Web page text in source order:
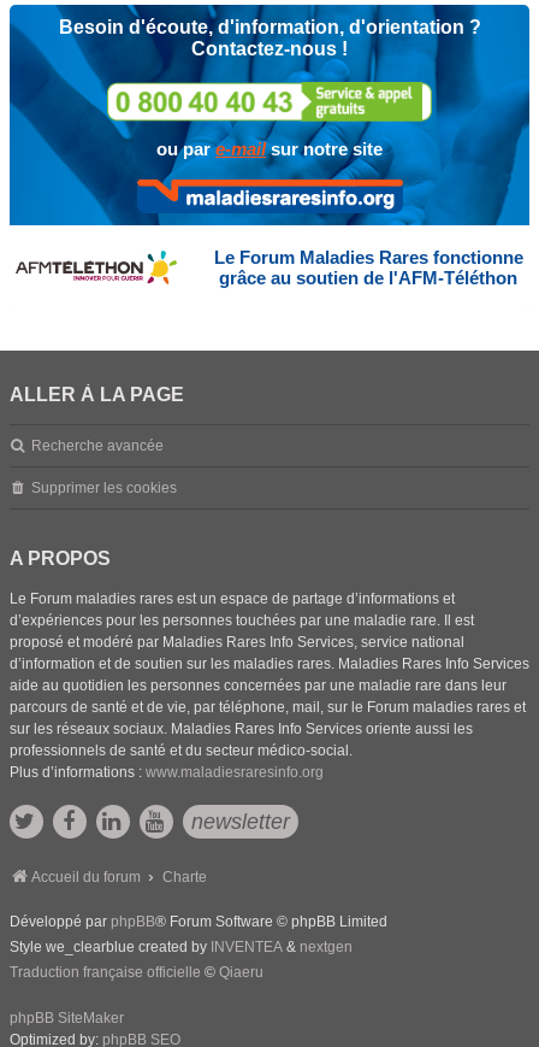
Besoin d'écoute, d'information, d'orientation ?
Contactez-nous !
ou pare-mailsur notre site
Le Forum Maladies Rares fonctionne
grâce au soutien de l'AFM-Téléthon
ALLER À LA PAGE
Recherche avancée
Supprimer les cookies
A PROPOS
Le Forum maladies rares est un espace de partage d’informations et
d’expériences pour les personnes touchées par une maladie rare. Il est
proposé et modéré par Maladies Rares Info Services, service national
d’information et de soutien sur les maladies rares. Maladies Rares Info Services
aide au quotidien les personnes concernées par une maladie rare dans leur
parcours de santé et de vie, par téléphone, mail, sur le Forum maladies rares et
sur les réseaux sociaux. Maladies Rares Info Services oriente aussi les
professionnels de santé et du secteur médico-social.
Plus d’informations : www.maladiesraresinfo.org
newsletter
Accueil du forum Charte
Développé par phpBB® Forum Software © phpBB Limited
Style we_clearblue created by INVENTEA & nextgen
Traduction française officielle © Qiaeru
phpBB SiteMaker
Optimized by: phpBB SEO